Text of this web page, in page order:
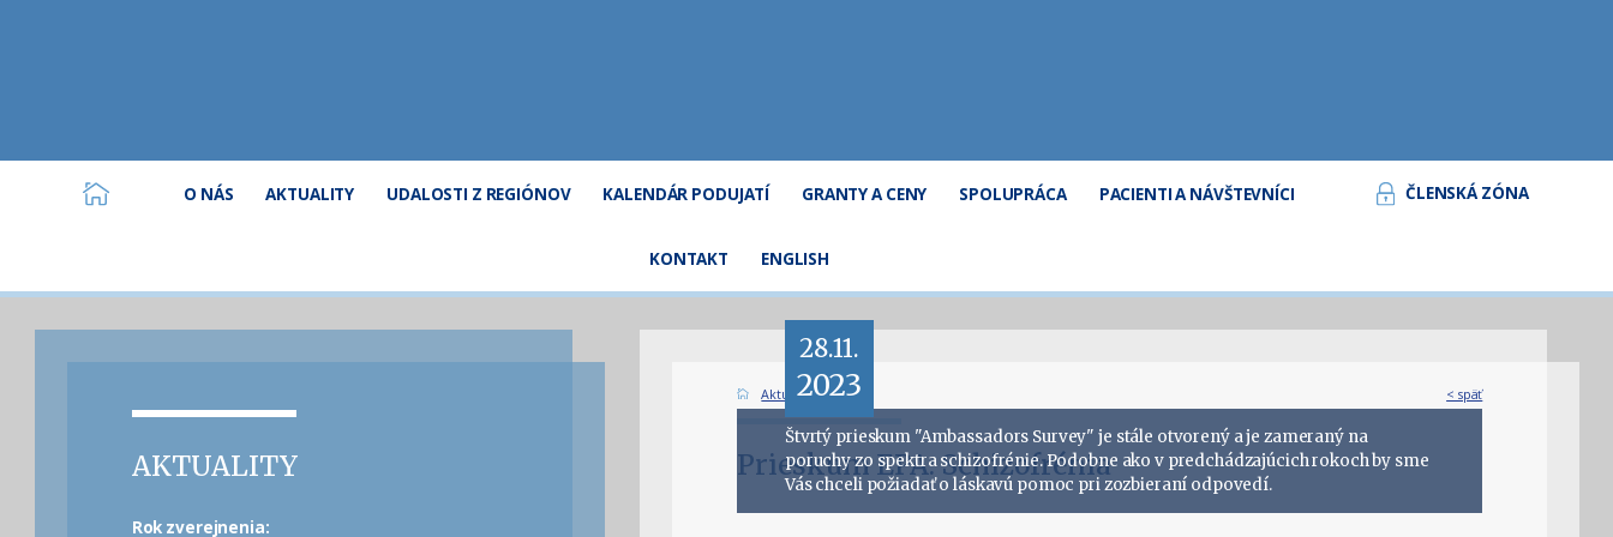
O NÁS AKTUALITY UDALOSTI Z REGIÓNOV KALENDÁR PODUJATÍ GRANTY A CENY SPOLUPRÁCA PACIENTI A NÁVŠTEVNÍCI
KONTAKT ENGLISH
ČLENSKÁ ZÓNA
AKTUALITY
Rok zverejnenia:
< späť
Aktuality
Prieskum EPA: Schizofrénia
Štvrtý prieskum "Ambassadors Survey" je stále otvorený a je zameraný na
poruchy zo spektra schizofrénie. Podobne ako v predchádzajúcich rokoch by sme
Vás chceli požiadať o láskavú pomoc pri zozbieraní odpovedí.
28.11.
2023